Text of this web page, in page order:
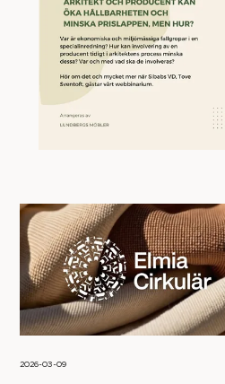
2026-03-09